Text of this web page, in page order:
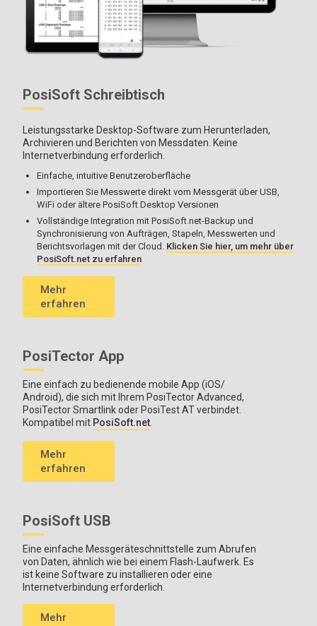
PosiSoft Schreibtisch
Leistungsstarke Desktop-Software zum Herunterladen,
Archivieren und Berichten von Messdaten. Keine
Internetverbindung erforderlich.
Einfache, intuitive Benutzeroberfläche
Importieren Sie Messwerte direkt vom Messgerät über USB,
WiFi oder ältere PosiSoft Desktop Versionen
Vollständige Integration mit PosiSoft.net-Backup und
Synchronisierung von Aufträgen, Stapeln, Messwerten und
Berichtsvorlagen mit der Cloud. Klicken Sie hier, um mehr über
PosiSoft.net zu erfahren
Mehr
erfahren
PosiTector App
Eine einfach zu bedienende mobile App (iOS/
Android), die sich mit Ihrem PosiTector Advanced,
PosiTector Smartlink oder PosiTest AT verbindet.
Kompatibel mit PosiSoft.net
Mehr
erfahren
PosiSoft USB
Eine einfache Messgeräteschnittstelle zum Abrufen
von Daten, ähnlich wie bei einem Flash-Laufwerk. Es
ist keine Software zu installieren oder eine
Internetverbindung erforderlich.
Mehr